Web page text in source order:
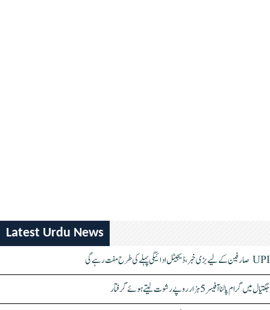
Latest Urdu News
UPI صارفین کے لیے بڑی خبر، ڈیجیٹل ادائیگی پہلے کی طرح مفت رہے گی
جگتیال میں گرام پالنا آفیسر 5 ہزار روپے رشوت لیتے ہوئے گرفتار